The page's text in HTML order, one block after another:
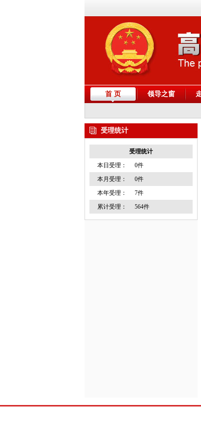
首 页 领导之窗
受理统计
受理统计
本日受理：
0件
本月受理：
0件
本年受理：
7件
累计受理：
564件